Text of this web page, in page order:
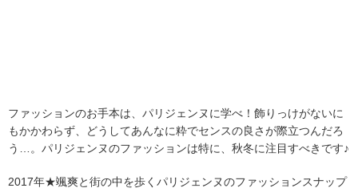
ファッションのお手本は、パリジェンヌに学べ！飾りっけがないに
もかかわらず、どうしてあんなに粋でセンスの良さが際立つんだろ
う…。パリジェンヌのファッションは特に、秋冬に注目すべきです♪
2017年★颯爽と街の中を歩くパリジェンヌのファッションスナップ